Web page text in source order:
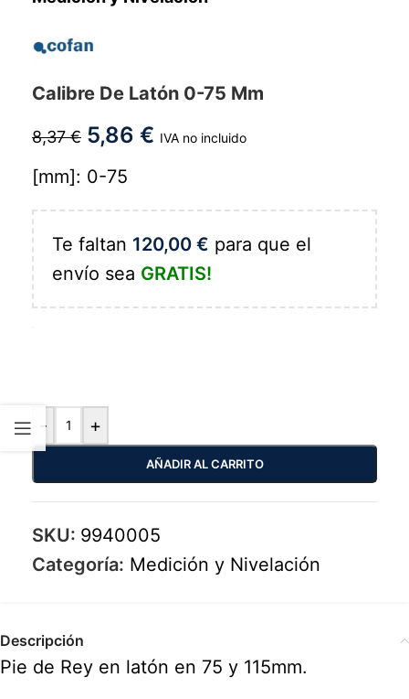
Calibre De Latón 0-75 Mm
8,37€ 5,86 € IVA no incluido
[mm]: 0-75
Te faltan 120,00 € para que el
envío sea GRATIS!
- +
AÑADIR AL CARRITO
SKU: 9940005
Categoría: Medición y Nivelación
Descripción
Pie de Rey en latón en 75 y 115mm.